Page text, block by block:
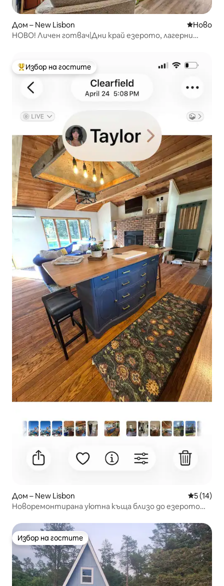
Дом – New Lisbon Ново
Ново
НОВО! Личен готвач|Дни край езерото, лагерни
Най-популярен избор на гостите
Избор на гостите
Дом – New Lisbon Средна
5 (14)
Новоремонтирана уютна къща близо до езерото
Избор на гостите
Избор на гостите